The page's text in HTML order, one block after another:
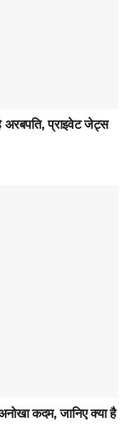
प्राइवेट जेट्स
कदम, जानिए क्या है